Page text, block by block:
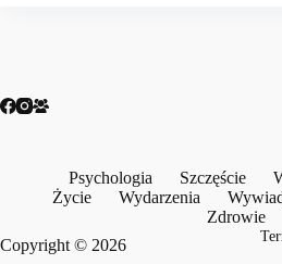
Psychologia Szczęście
Życie
Wydarzenia
Zdrowie
Copyright © 2026